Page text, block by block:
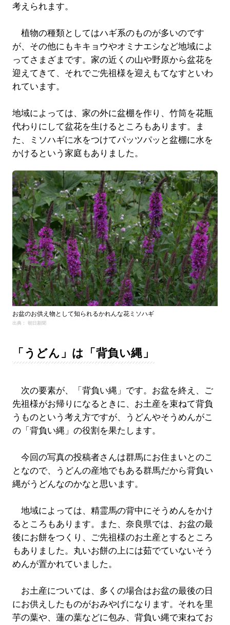
考えられます。
植物の種類としてはハギ系のものが多いのです
が、その他にもキキョウやオミナエシなど地域によ
ってさまざまです。家の近くの山や野原から盆花を
迎えてきて、それでご先祖様を迎えもてなすといわ
れています。
地域によっては、家の外に盆棚を作り、竹筒を花瓶
代わりにして盆花を生けるところもあります。ま
た、ミソハギに水をつけてパッツパッと盆棚に水を
かけるという家庭もありました。
お盆のお供え物として知られるかれんな花ミソハギ
出典： 朝日新聞
「うどん」は「背負い縄」
次の要素が、「背負い縄」です。お盆を終え、ご
先祖様がお帰りになるときに、お土産を束ねて背負
うものという考え方ですが、うどんやそうめんがこ
の「背負い縄」の役割を果たします。
今回の写真の投稿者さんは群馬にお住まいとのこ
となので、うどんの産地でもある群馬だから背負い
縄がうどんなのかなと思います。
地域によっては、精霊馬の背中にそうめんをかけ
るところもあります。また、奈良県では、お盆の最
後にお餅をつくり、ご先祖様のお土産とするところ
もありました。丸いお餅の上には茹でていないそう
めんが置かれていました。
お土産については、多くの場合はお盆の最後の日
にお供えしたものがおみやげになります。それを里
芋の葉や、蓮の葉などに包み、背負い縄で束ねてお